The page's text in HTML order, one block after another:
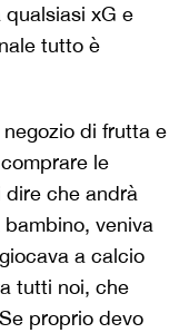
xG e
tutto è
di frutta e
le
che andrà
veniva
a calcio
tutti noi, che
proprio devo